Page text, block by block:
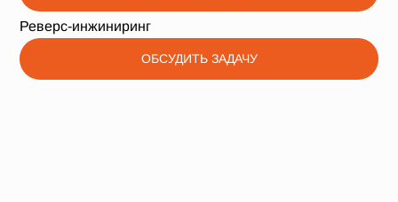
Реверс-инжиниринг
ОБСУДИТЬ ЗАДАЧУ